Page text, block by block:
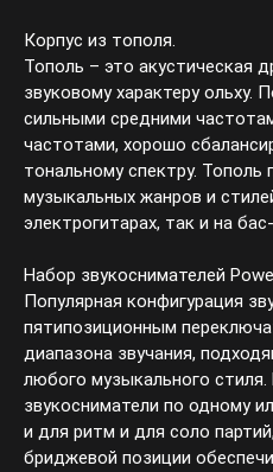
Корпус из тополя.
Тополь – это акустическая
звуковому характеру ольху.
сильными средними
частотами, хорошо
тональному спектру.
музыкальных жанров и
электрогитарах, так и на
Набор звукоснимателей
Популярная конфигурация
пятипозиционным
диапазона звучания,
любого музыкального
звукосниматели по одному
и для ритм и для соло
бриджевой позиции